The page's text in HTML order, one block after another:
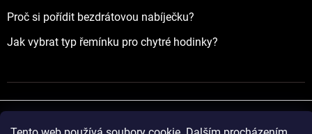
Proč si pořídit bezdrátovou nabíječku?
Jak vybrat typ řemínku pro chytré hodinky?